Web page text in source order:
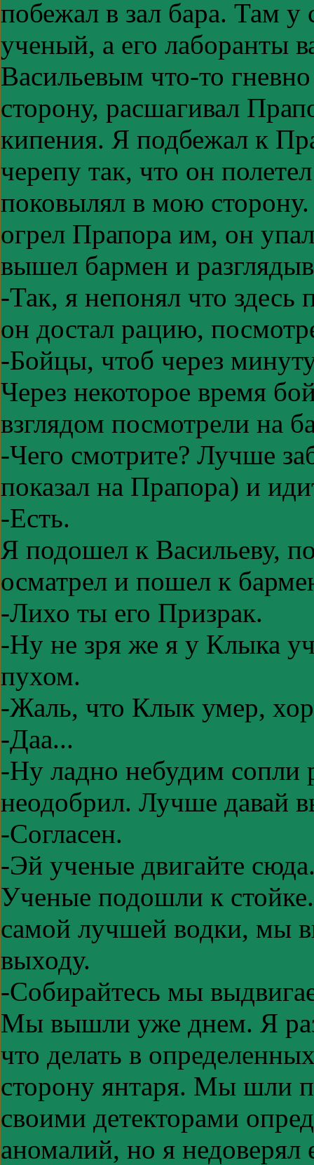
побежал в зал бара. Там у
ученый, а его лаборанты
Васильевым что-то
сторону, расшагивал
кипения. Я подбежал к
черепу так, что он
поковылял в мою
огрел Прапора им, он
вышел бармен и
-Так, я непонял что здесь
он достал рацию,
-Бойцы, чтоб через
Через некоторое время
взглядом посмотрели на
-Чего смотрите? Лучше
показал на Прапора) и
-Есть.
Я подошел к Васильеву,
осматрел и пошел к
-Лихо ты его Призрак.
-Ну не зря же я у Клыка
пухом.
-Жаль, что Клык умер,
-Даа...
-Ну ладно небудим сопли
неодобрил. Лучше давай
-Согласен.
-Эй ученые двигайте
Ученые подошли к
самой лучшей водки, мы
выходу.
-Собирайтесь мы
Мы вышли уже днем. Я
что делать в
сторону янтаря. Мы шли
своими детекторами
аномалий, но я